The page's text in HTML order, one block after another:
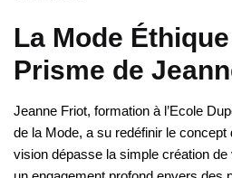
La Mode
Prisme de
Jeanne Friot, formation à l’Ecole
de la Mode, a su redéfinir le concept
vision dépasse la simple création